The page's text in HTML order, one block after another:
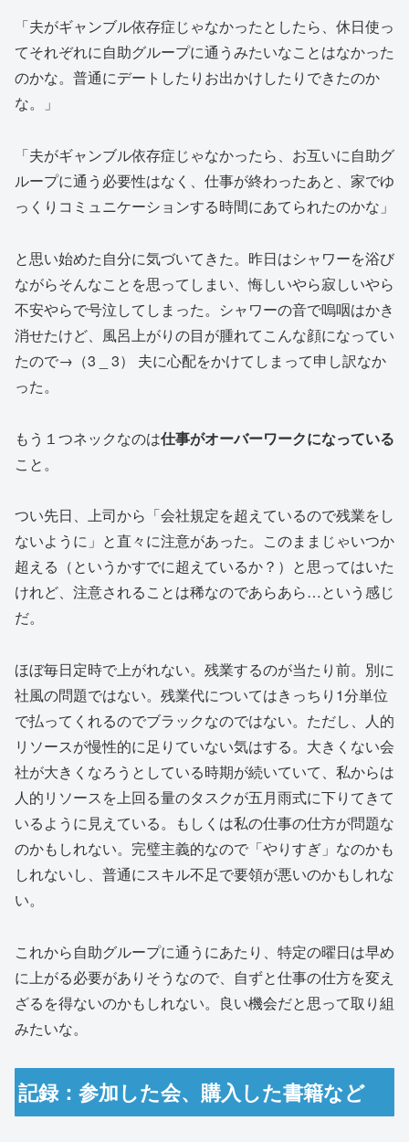
「夫がギャンブル依存症じゃなかったとしたら、休日使っ
てそれぞれに自助グループに通うみたいなことはなかった
のかな。普通にデートしたりお出かけしたりできたのか
な。」
「夫がギャンブル依存症じゃなかったら、お互いに自助グ
ループに通う必要性はなく、仕事が終わったあと、家でゆ
っくりコミュニケーションする時間にあてられたのかな」
と思い始めた自分に気づいてきた。昨日はシャワーを浴び
ながらそんなことを思ってしまい、悔しいやら寂しいやら
不安やらで号泣してしまった。シャワーの音で嗚咽はかき
消せたけど、風呂上がりの目が腫れてこんな顔になってい
たので→（3 _ 3） 夫に心配をかけてしまって申し訳なか
った。
もう１つネックなのは仕事がオーバーワークになっている
こと。
つい先日、上司から「会社規定を超えているので残業をし
ないように」と直々に注意があった。このままじゃいつか
超える（というかすでに超えているか？）と思ってはいた
けれど、注意されることは稀なのであらあら…という感じ
だ。
ほぼ毎日定時で上がれない。残業するのが当たり前。別に
社風の問題ではない。残業代についてはきっちり1分単位
で払ってくれるのでブラックなのではない。ただし、人的
リソースが慢性的に足りていない気はする。大きくない会
社が大きくなろうとしている時期が続いていて、私からは
人的リソースを上回る量のタスクが五月雨式に下りてきて
いるように見えている。もしくは私の仕事の仕方が問題な
のかもしれない。完璧主義的なので「やりすぎ」なのかも
しれないし、普通にスキル不足で要領が悪いのかもしれな
い。
これから自助グループに通うにあたり、特定の曜日は早め
に上がる必要がありそうなので、自ずと仕事の仕方を変え
ざるを得ないのかもしれない。良い機会だと思って取り組
みたいな。
記録：参加した会、購入した書籍など